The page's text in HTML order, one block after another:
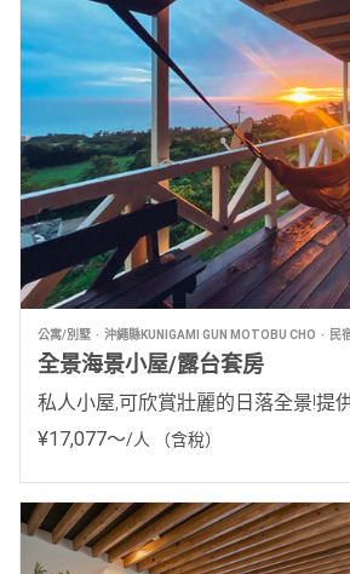
公寓/別墅 沖繩縣KUNIGAMI GUN MOTOBU CHO 民
全景海景小屋/露台套房
私人小屋,可欣賞壯麗的日落全景!提
¥17,077〜/人 （含稅）